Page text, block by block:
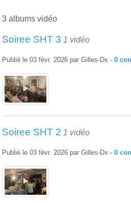
3 albums vidéo
Soiree SHT 3 1 vidéo
Publié le 03 févr. 2026 par Gilles-Dx - 0
Soiree SHT 2 1 vidéo
Publié le 03 févr. 2026 par Gilles-Dx - 0